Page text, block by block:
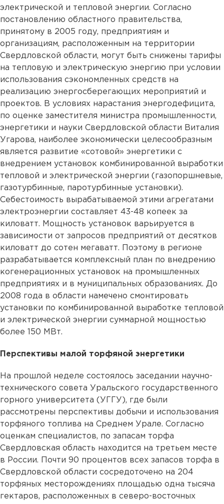
электрической и тепловой энергии. Согласно
постановлению областного правительства,
принятому в 2005 году, предприятиям и
организациям, расположенным на территории
Свердловской области, могут быть снижены тарифы
на тепловую и электрическую энергию при условии
использования сэкономленных средств на
реализацию энергосберегающих мероприятий и
проектов. В условиях нарастания энергодефицита,
по оценке заместителя министра промышленности,
энергетики и науки Свердловской области Виталия
Угарова, наиболее экономически целесообразным
является развитие «сотовой» энергетики с
внедрением установок комбинированной выработки
тепловой и электрической энергии (газопоршневые,
газотурбинные, паротурбинные установки).
Себестоимость вырабатываемой этими агрегатами
электроэнергии составляет 43-48 копеек за
киловатт. Мощность установок варьируется в
зависимости от запросов предприятий от десятков
киловатт до сотен мегаватт. Поэтому в регионе
разрабатывается комплексный план по внедрению
когенерационных установок на промышленных
предприятиях и в муниципальных образованиях. До
2008 года в области намечено смонтировать
установки по комбинированной выработке тепловой
и электрической энергии суммарной мощностью
более 150 МВт.
Перспективы малой торфяной энергетики
На прошлой неделе состоялось заседании научно-
технического совета Уральского государственного
горного университета (УГГУ), где были
рассмотрены перспективы добычи и использования
торфяного топлива на Среднем Урале. Согласно
оценкам специалистов, по запасам торфа
Свердловская область находится на третьем месте
в России. Почти 90 процентов всех запасов торфа в
Свердловской области сосредоточено на 204
торфяных месторождениях площадью одна тысяча
гектаров, расположенных в северо-восточных